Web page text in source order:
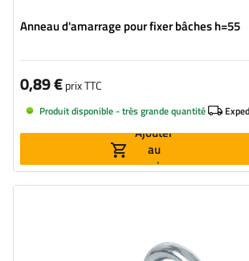
Anneau d'amarrage pour fixer bâches h=55
0,89 €prix TTC
Produit disponible - très grande quantité
Ajouter
au
panier